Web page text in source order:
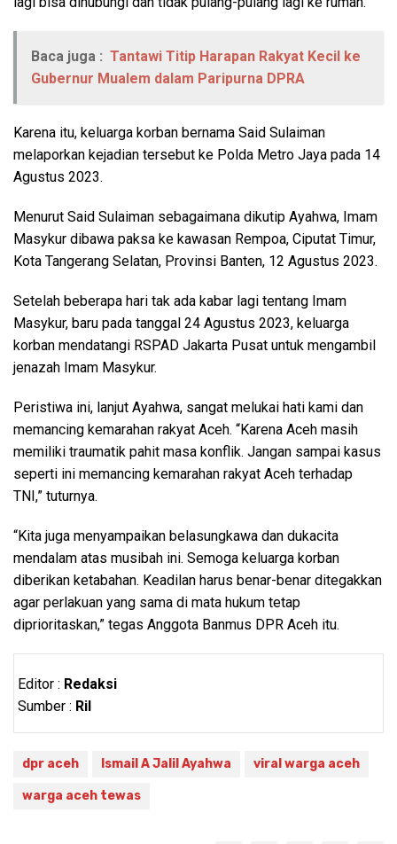
Baca juga : Tantawi Titip Harapan Rakyat Kecil ke
Gubernur Mualem dalam Paripurna DPRA
Karena itu, keluarga korban bernama Said Sulaiman
melaporkan kejadian tersebut ke Polda Metro Jaya pada 14
Agustus 2023.
Menurut Said Sulaiman sebagaimana dikutip Ayahwa, Imam
Masykur dibawa paksa ke kawasan Rempoa, Ciputat Timur,
Kota Tangerang Selatan, Provinsi Banten, 12 Agustus 2023.
Setelah beberapa hari tak ada kabar lagi tentang Imam
Masykur, baru pada tanggal 24 Agustus 2023, keluarga
korban mendatangi RSPAD Jakarta Pusat untuk mengambil
jenazah Imam Masykur.
Peristiwa ini, lanjut Ayahwa, sangat melukai hati kami dan
memancing kemarahan rakyat Aceh. “Karena Aceh masih
memiliki traumatik pahit masa konflik. Jangan sampai kasus
seperti ini memancing kemarahan rakyat Aceh terhadap
TNI,” tuturnya.
“Kita juga menyampaikan belasungkawa dan dukacita
mendalam atas musibah ini. Semoga keluarga korban
diberikan ketabahan. Keadilan harus benar-benar ditegakkan
agar perlakuan yang sama di mata hukum tetap
diprioritaskan,” tegas Anggota Banmus DPR Aceh itu.
Editor : Redaksi
Sumber : Ril
dpr aceh Ismail A Jalil Ayahwa viral warga aceh
warga aceh tewas